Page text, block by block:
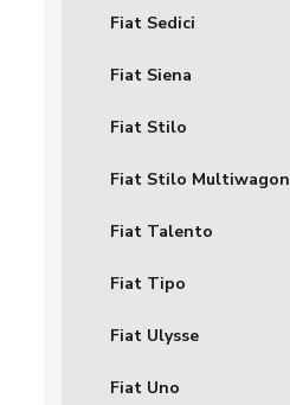
Fiat Sedici
Fiat Siena
Fiat Stilo
Fiat Stilo Multiwagon
Fiat Talento
Fiat Tipo
Fiat Ulysse
Fiat Uno